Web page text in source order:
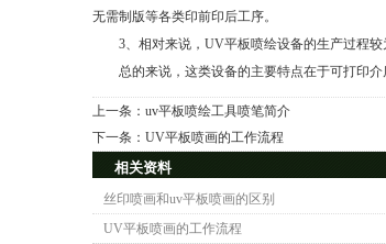
无需制版等各类印前印后工序。
3、相对来说，UV平板喷绘设备的生产过程较
总的来说，这类设备的主要特点在于可打印介
上一条： uv平板喷绘工具喷笔简介
下一条： UV平板喷画的工作流程
相关资料
丝印喷画和uv平板喷画的区别
UV平板喷画的工作流程